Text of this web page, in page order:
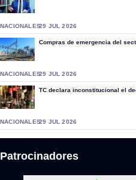
NACIONALES29 JUL 2026
Compras de emergencia del
NACIONALES29 JUL 2026
TC declara inconstitucional el
NACIONALES29 JUL 2026
Patrocinadores